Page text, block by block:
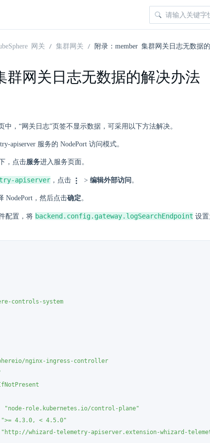
网关 集群网关 附录：member 集群网关日志无数据
群网关日志无数据的解决办法
中，“网关日志”页签不显示数据，可采用以下方法解决。
apiserver 服务的 NodePort 访问模式。
，点击服务进入服务页面。
apiserver ，点击 > 编辑外部访问 。
NodePort，然后点击确定。
配置，将 backend.config.gateway.logSearchEndpoint 设置
controls-system
nginx-ingress-controller
"node-role.kubernetes.io/control-plane"
">= 4.3.0, < 4.5.0"
"http://whizard-telemetry-apiserver.extension-whizard-